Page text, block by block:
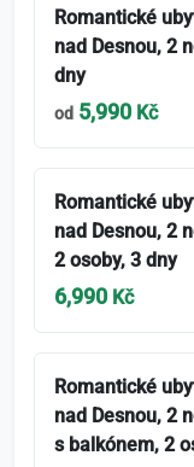
Romantické
nad Desnou, 2
dny
od 5,990 Kč
Romantické
nad Desnou, 2
2 osoby, 3 dny
6,990 Kč
Romantické
nad Desnou, 2
s balkónem, 2